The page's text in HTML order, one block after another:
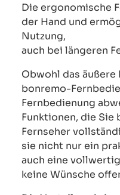
Die ergonomische
der Hand und
Nutzung,
auch bei längeren
Obwohl das
bonremo-
Fernbedienung
Funktionen, die Sie
Fernseher
sie nicht nur ein
auch eine
keine Wünsche